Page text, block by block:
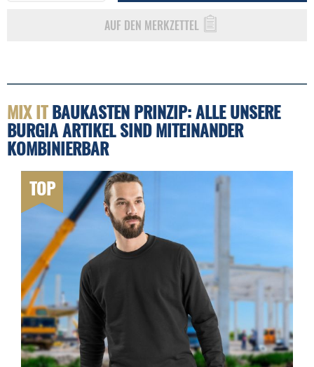
AUF DEN MERKZETTEL
MIX ITBAUKASTEN PRINZIP: ALLE UNSERE
BURGIA ARTIKEL SIND MITEINANDER
KOMBINIERBAR
TOP